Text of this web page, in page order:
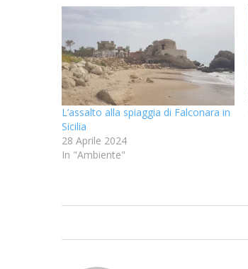
L’assalto alla spiaggia di Falconara in
Sicilia
28 Aprile 2024
In "Ambiente"